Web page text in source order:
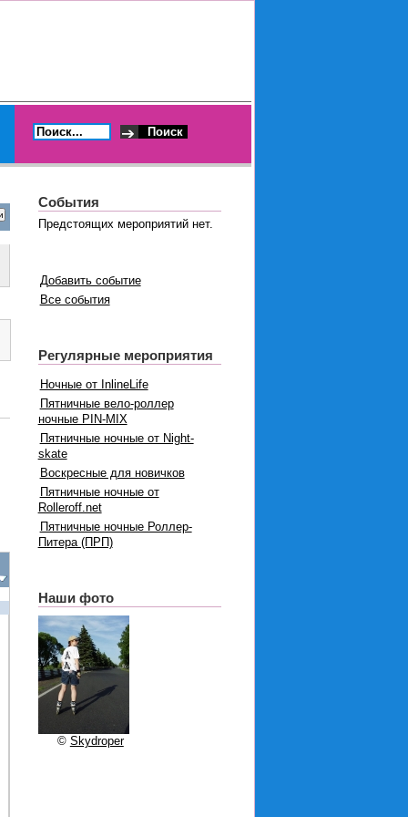
События
Предстоящих мероприятий нет.
Добавить событие
Все события
Регулярные мероприятия
Ночные от InlineLife
Пятничные вело-роллер
ночные PIN-MIX
Пятничные ночные от Night-
skate
Воскресные для новичков
Пятничные ночные от
Rolleroff.net
Пятничные ночные Роллер-
Питера (ПРП)
Наши фото
© Skydroper